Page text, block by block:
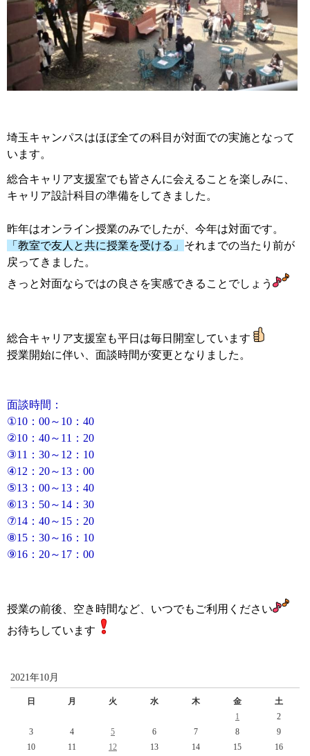
埼玉キャンパスはほぼ全ての科目が対面での実施となって
います。
総合キャリア支援室でも皆さんに会えることを楽しみに、
キャリア設計科目の準備をしてきました。
昨年はオンライン授業のみでしたが、今年は対面です。
「教室で友人と共に授業を受ける」 それまでの当たり前が
戻ってきました。
きっと対面ならではの良さを実感できることでしょう
総合キャリア支援室も平日は毎日開室しています
授業開始に伴い、面談時間が変更となりました。
面談時間：
①10：00～10：40
②10：40～11：20
③11：30～12：10
④12：20～13：00
⑤13：00～13：40
⑥13：50～14：30
⑦14：40～15：20
⑧15：30～16：10
⑨16：20～17：00
授業の前後、空き時間など、いつでもご利用ください
お待ちしています
2021年10月
日 月 火 水 木 金
土
1
2
3
4 5 6 7 8
9
10
11 12 13 14 15
16